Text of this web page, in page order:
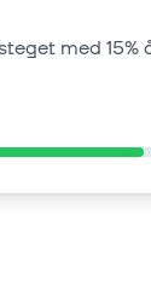
med 15%